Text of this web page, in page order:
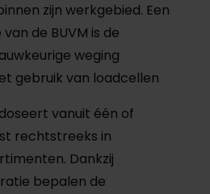
zijn werkgebied. Een
de BUVM is de
weging
gebruik van loadcellen
doseert vanuit één of
rechtstreeks in
Dankzij
bepalen de